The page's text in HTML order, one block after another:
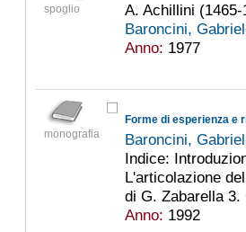
spoglio
A. Achillini (1465-
Baroncini,
Anno: 1977
monografia
Forme di esperienza e
Baroncini,
Indice:
L'articolazione
di G. Zabarella
Anno: 1992